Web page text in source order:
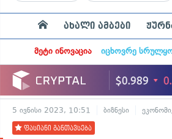
ახალი ამბები
მეტი ინოვაცია იცხოვრე
5 ივნისი 2023, 10:51 ბიზნესი
ფასიანი განთავსება